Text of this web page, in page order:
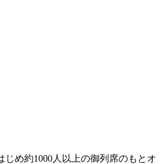
め約1000人以上の御列席のもとオ